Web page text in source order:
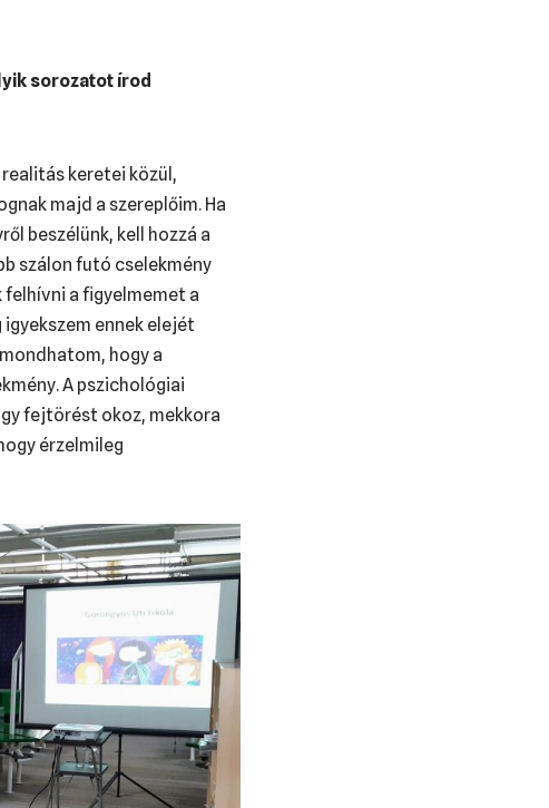
sorozatot írod
keretei közül,
majd a szereplőim. Ha
beszélünk, kell hozzá a
szálon futó cselekmény
felhívni a figyelmemet a
ennek elejét
hogy a
A pszichológiai
fejtörést okoz, mekkora
érzelmileg